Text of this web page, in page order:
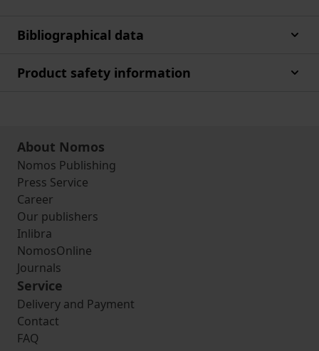
Bibliographical data
Product safety information
About Nomos
Nomos Publishing
Press Service
Career
Our publishers
Inlibra
NomosOnline
Journals
Service
Delivery and Payment
Contact
FAQ